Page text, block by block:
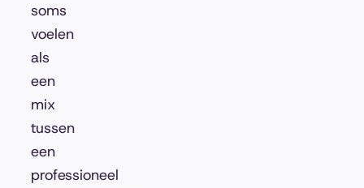
soms
voelen
als
een
mix
tussen
een
professioneel